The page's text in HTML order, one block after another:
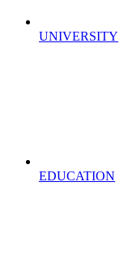
UNIVERSITY
EDUCATION